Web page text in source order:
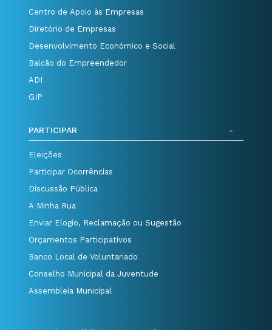
Centro de Apoio às Empresas
Diretório de Empresas
Desenvolvimento Económico e Social
Balcão do Empreendedor
ADI
GIP
PARTICIPAR
Eleições
Participar Ocorrências
Discussão Pública
A Minha Rua
Enviar Elogio, Reclamação ou Sugestão
Orçamentos Participativos
Banco Local de Voluntariado
Conselho Municipal da Juventude
Assembleia Municipal